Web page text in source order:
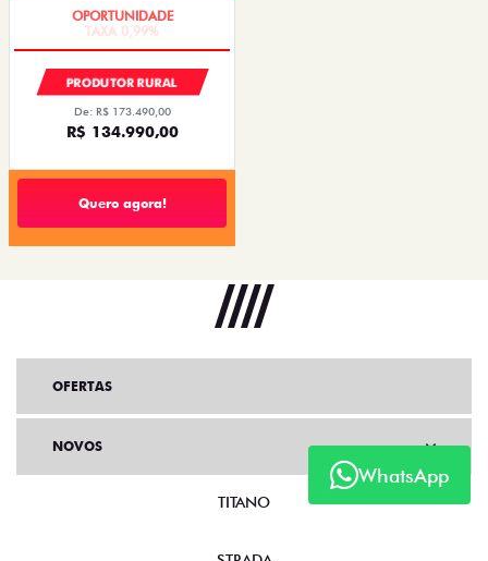
PRODUTOR RURAL
De: R$ 173.490,00
R$ 134.990,00
Quero agora!
WhatsApp
OFERTAS
NOVOS
TITANO